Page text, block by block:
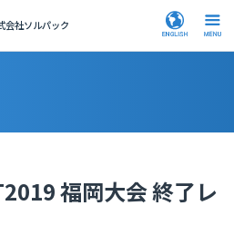
会社ソルパック
福岡大会 終了レ